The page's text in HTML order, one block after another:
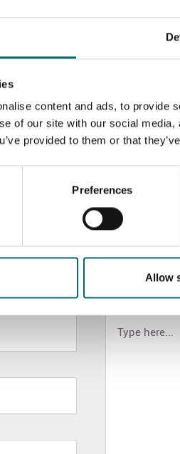
content and ads, to provide
of our site with our social
provided to them or that
Preferences
Allow